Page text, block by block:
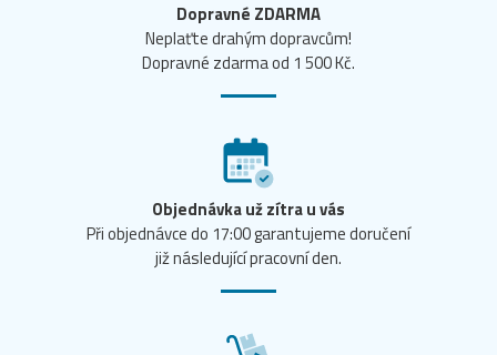
Dopravné ZDARMA
Neplaťte drahým dopravcům!
Dopravné zdarma od 1 500 Kč.
Objednávka už zítra u vás
Při objednávce do 17:00 garantujeme doručení
již následující pracovní den.